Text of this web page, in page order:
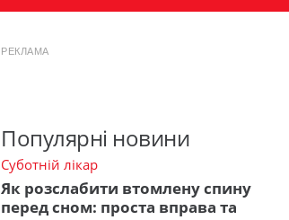
РЕКЛАМА
Популярні новини
Суботній лікар
Як розслабити втомлену спину
перед сном: проста вправа та